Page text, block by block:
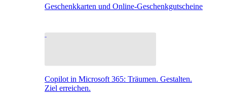
Geschenkkarten und Online-Geschenkgutscheine
Copilot in Microsoft 365: Träumen. Gestalten.
Ziel erreichen.